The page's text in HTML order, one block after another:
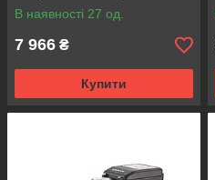
В наявності 27 од.
7 966 ₴
Купити